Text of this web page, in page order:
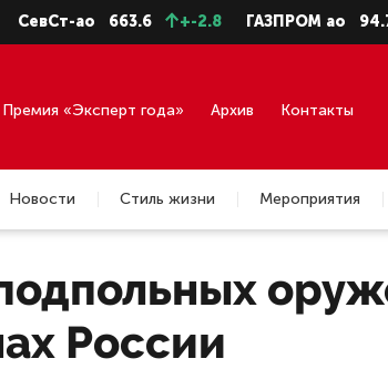
ао 663.6 +-2.8 ГАЗПРОМ ао 94.73
Премия «Эксперт года» Архив Контакты
Новости Стиль жизни Мероприятия
России